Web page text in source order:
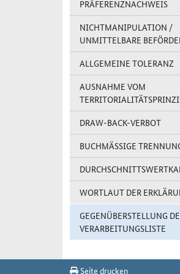
PRÄFERENZNACHWEIS
NICHTMANIPULATION /
UNMITTELBARE
ALLGEMEINE TOLERANZ
AUSNAHME VOM
DRAW-BACK-VERBOT
BUCHMÄSSIGE TRENNUNG
WORTLAUT DER
GEGENÜBERSTELLUNG
VERARBEITUNGSLISTE
Seite drucken